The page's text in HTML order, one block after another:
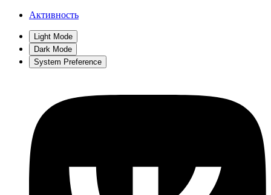
Активность
Light Mode
Dark Mode
System Preference